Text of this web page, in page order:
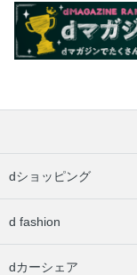
dショッピング
d fashion
dカーシェア